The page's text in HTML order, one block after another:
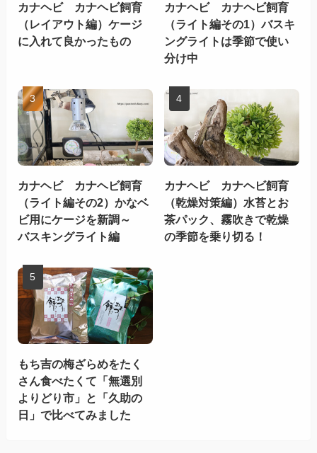
カナヘビ カナヘビ飼育
（レイアウト編）ケージ
に入れて良かったもの
カナヘビ カナヘビ飼育
（ライト編その1）バスキ
ングライトは季節で使い
分け中
カナヘビ カナヘビ飼育
（ライト編その2）かなベ
ビ用にケージを新調～
バスキングライト編
カナヘビ カナヘビ飼育
（乾燥対策編）水苔とお
茶パック、霧吹きで乾燥
の季節を乗り切る！
もち吉の梅ざらめをたく
さん食べたくて「無選別
よりどり市」と「久助の
日」で比べてみました